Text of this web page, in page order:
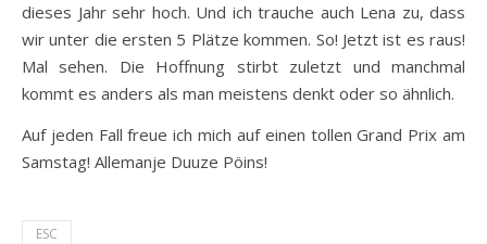
dieses Jahr sehr hoch. Und ich trauche auch Lena zu, dass
wir unter die ersten 5 Plätze kommen. So! Jetzt ist es raus!
Mal sehen. Die Hoffnung stirbt zuletzt und manchmal
kommt es anders als man meistens denkt oder so ähnlich.
Auf jeden Fall freue ich mich auf einen tollen Grand Prix am
Samstag! Allemanje Duuze Pöins!
ESC